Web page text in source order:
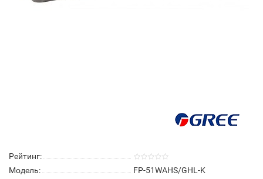
Рейтинг:
Модель:
FP-51WAHS/GHL-K